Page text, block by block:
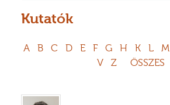
Kutatók
A B C D E F G H K L M
V
Z ÖSSZES